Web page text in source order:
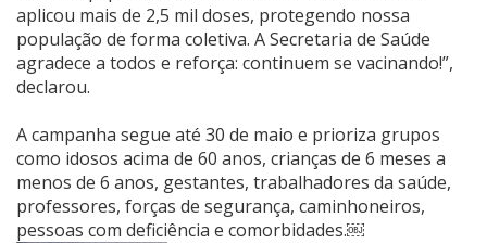
aplicou mais de 2,5 mil doses, protegendo nossa
população de forma coletiva. A Secretaria de Saúde
agradece a todos e reforça: continuem se vacinando!”,
declarou.
A campanha segue até 30 de maio e prioriza grupos
como idosos acima de 60 anos, crianças de 6 meses a
menos de 6 anos, gestantes, trabalhadores da saúde,
professores, forças de segurança, caminhoneiros,
pessoas com deficiência e comorbidades.￼